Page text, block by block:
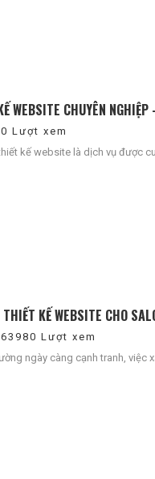
WEBSITE CHUYÊN
Lượt xem
kế website là dịch vụ được
THIẾT KẾ WEBSITE CHO
Lượt xem
ngày càng cạnh tranh, việc